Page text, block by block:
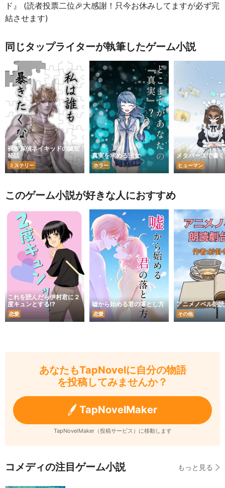
ド』 (読者投票二位🎉大感謝！只今お休みしてますが必ず完
結させます)
同じタップライターが執筆したゲーム小説
裸族探偵ネイキッドの誕生
秘話
ミステリー
真実を求める沼女
ホラー
メタバースで書
ヒューマン
このゲーム小説が好きな人におすすめ
これを読んだら伊村君に２
度キュンとする!?
恋愛
嘘から始める君の落とし方
恋愛
アニメノベル朗
その他
あなたもTapNovelに自分の物語
を投稿してみませんか？
TapNovelMaker
TapNovelMaker（投稿サービス）に移動します
コメディの注目ゲーム小説 もっと見る